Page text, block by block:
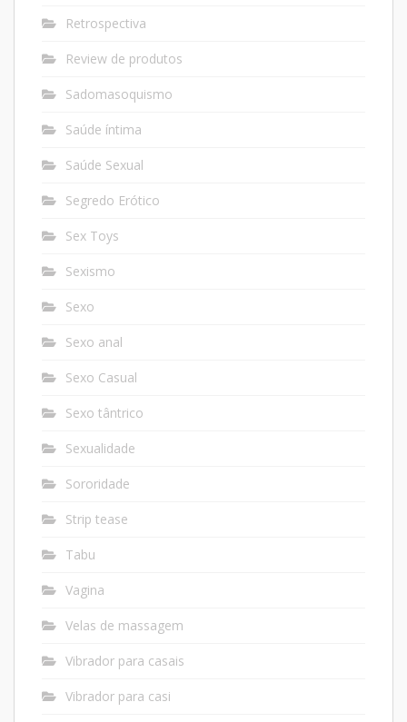
Retrospectiva
Review de produtos
Sadomasoquismo
Saúde íntima
Saúde Sexual
Segredo Erótico
Sex Toys
Sexismo
Sexo
Sexo anal
Sexo Casual
Sexo tântrico
Sexualidade
Sororidade
Strip tease
Tabu
Vagina
Velas de massagem
Vibrador para casais
Vibrador para casi